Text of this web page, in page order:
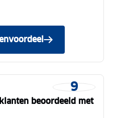
9
beoordeeld met